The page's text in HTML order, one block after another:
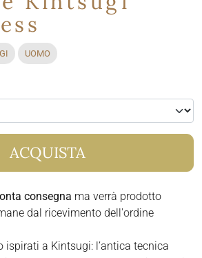
UOMO
ACQUISTA
consegna ma verrà prodotto
dal ricevimento dell'ordine
ispirati a Kintsugi: l’antica tecnica